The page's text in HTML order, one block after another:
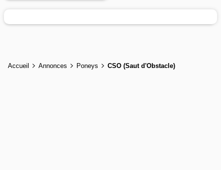
Accueil Annonces Poneys CSO (Saut d'Obstacle)